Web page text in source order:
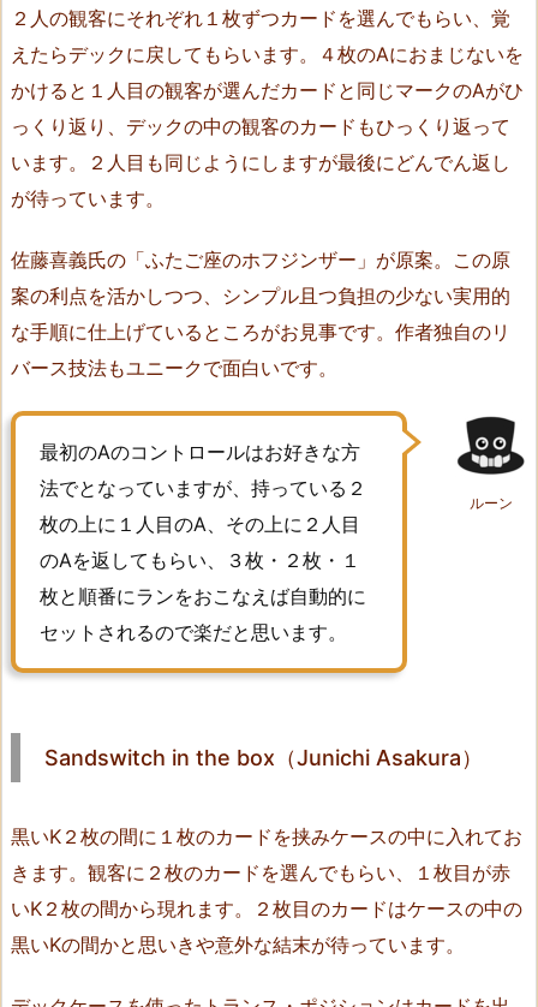
f
e
v
i
t
b
i
l
y
（H
i
r
h
i
M
a
a）
T
２人の観客にそれぞれ１枚ずつカードを選んでもらい、覚
えたらデックに戻してもらいます。４枚のAにおまじないを
かけると１人目の観客が選んだカードと同じマークのAがひ
っくり返り、デックの中の観客のカードもひっくり返って
います。２人目も同じようにしますが最後にどんでん返し
が待っています。
佐藤喜義氏の「ふたご座のホフジンザー」が原案。この原
案の利点を活かしつつ、シンプル且つ負担の少ない実用的
な手順に仕上げているところがお見事です。作者独自のリ
バース技法もユニークで面白いです。
ルーン
最初のAのコントロールはお好きな方
法でとなっていますが、持っている２
枚の上に１人目のA、その上に２人目
のAを返してもらい、３枚・２枚・１
枚と順番にランをおこなえば自動的に
セットされるので楽だと思います。
Sandswitch in the box（Junichi Asakura）
黒いK２枚の間に１枚のカードを挟みケースの中に入れてお
きます。観客に２枚のカードを選んでもらい、１枚目が赤
いK２枚の間から現れます。２枚目のカードはケースの中の
黒いKの間かと思いきや意外な結末が待っています。